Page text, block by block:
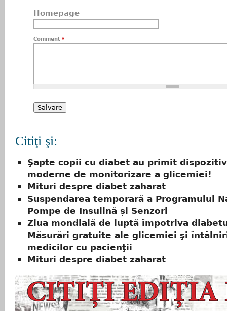
Homepage
Comment *
Citiţi şi:
Şapte copii cu diabet au primit
moderne de monitorizare a glicemiei!
Mituri despre diabet zaharat
Suspendarea temporară a Programului
Pompe de Insulină și Senzori
Ziua mondială de luptă împotriva
Măsurări gratuite ale glicemiei şi
medicilor cu pacienţii
Mituri despre diabet zaharat